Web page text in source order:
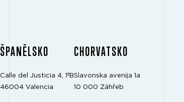
ŠPANĚLSKO
Calle del Justicia 4, 1ºB
46004 Valencia
CHORVATSKO
Slavonska avenija 1a
10 000 Záhřeb